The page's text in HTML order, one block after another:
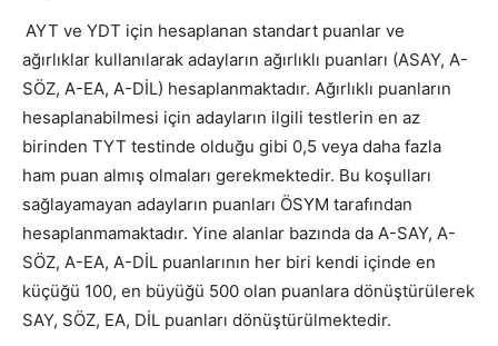
AYT ve YDT için hesaplanan standart puanlar ve
ağırlıklar kullanılarak adayların ağırlıklı puanları (ASAY, A-
SÖZ, A-EA, A-DİL) hesaplanmaktadır. Ağırlıklı puanların
hesaplanabilmesi için adayların ilgili testlerin en az
birinden TYT testinde olduğu gibi 0,5 veya daha fazla
ham puan almış olmaları gerekmektedir. Bu koşulları
sağlayamayan adayların puanları ÖSYM tarafından
hesaplanmamaktadır. Yine alanlar bazında da A-SAY, A-
SÖZ, A-EA, A-DİL puanlarının her biri kendi içinde en
küçüğü 100, en büyüğü 500 olan puanlara dönüştürülerek
SAY, SÖZ, EA, DİL puanları dönüştürülmektedir.